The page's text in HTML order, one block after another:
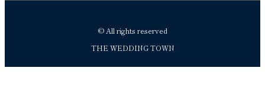
© All rights reserved
THE WEDDING TOWN